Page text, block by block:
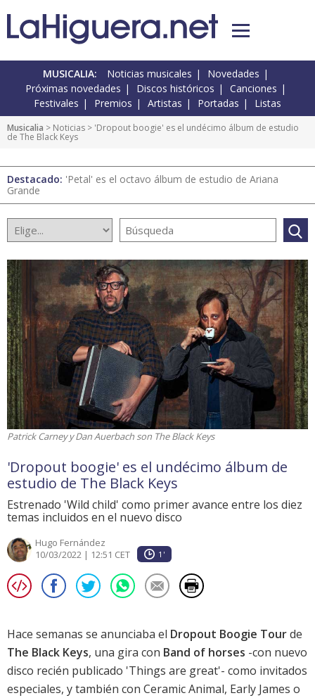
MUSICALIA: Noticias musicales
Novedades
Próximas novedades
Discos históricos
Canciones
Festivales
Premios Artistas Portadas Listas
Musicalia > Noticias > 'Dropout boogie' es el undécimo álbum de estudio
de The Black Keys
Destacado: 'Petal' es el octavo álbum de estudio de Ariana
Grande
Patrick Carney y Dan Auerbach son The Black Keys
'Dropout boogie' es el undécimo álbum de
estudio de The Black Keys
Estrenado 'Wild child' como primer avance entre los diez
temas incluidos en el nuevo disco
Hugo Fernández
10/03/2022 | 12:51 CET
1'
Hace semanas se anunciaba el Dropout Boogie Tourde
The Black Keys, una gira con Band of horses -con nuevo
disco recién publicado 'Things are great'- como invitados
especiales, y también con Ceramic Animal, Early James o